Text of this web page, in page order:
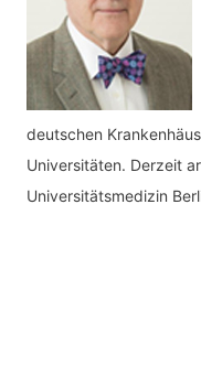
deutschen
Universitäten. Derzeit
Universitätsmedizin